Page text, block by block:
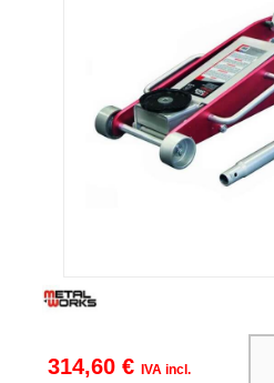
314,60 €IVA incl.